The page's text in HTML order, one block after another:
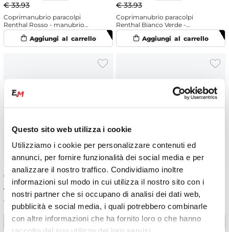
Questo sito web utilizza i cookie
Utilizziamo i cookie per personalizzare contenuti ed
annunci, per fornire funzionalità dei social media e per
analizzare il nostro traffico. Condividiamo inoltre
informazioni sul modo in cui utilizza il nostro sito con i
nostri partner che si occupano di analisi dei dati web,
pubblicità e social media, i quali potrebbero combinarle
con altre informazioni che ha fornito loro o che hanno
€ 33.93
Coprimanubrio paracolpi
Renthal Rosso - manubrio
senza traversino
€ 33.93
Coprimanubrio paracolpi
Renthal Bianco Verde -
manubrio con traversino
€ 28.04 -5%
€ 29.52
Coppia paramani OJC SHARK
universali Blu
€ 31.05
universali Giallo